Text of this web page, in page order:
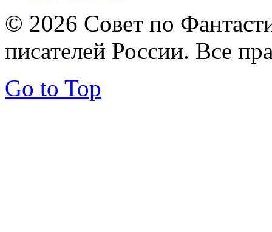
© 2026 Совет по
писателей России. Все
Go to Top